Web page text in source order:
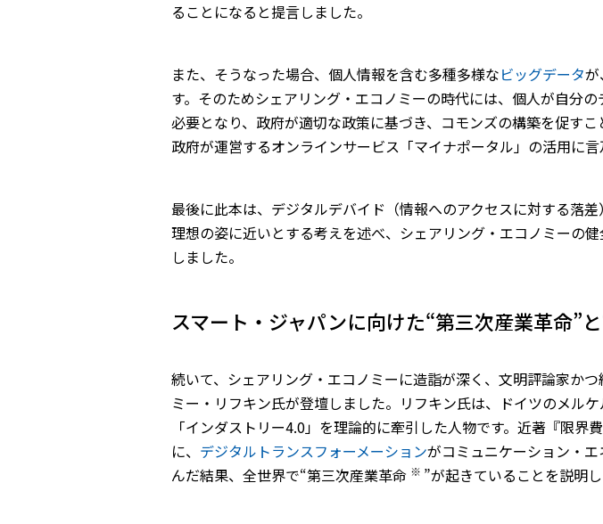
ることになると提言しました。
また、そうなった場合、個人情報を含む多種多様なビッグデータ
す。そのためシェアリング・エコノミーの時代には、個人が自分
必要となり、政府が適切な政策に基づき、コモンズの構築を促す
政府が運営するオンラインサービス「マイナポータル」の活用に言
最後に此本は、デジタルデバイド（情報へのアクセスに対する落
理想の姿に近いとする考えを述べ、シェアリング・エコノミーの
しました。
スマート・ジャパンに向けた“第三次産業革命”
続いて、シェアリング・エコノミーに造詣が深く、文明評論家か
ミー・リフキン氏が登壇しました。リフキン氏は、ドイツのメル
「インダストリー4.0」を理論的に牽引した人物です。近著『限界
に、 デジタルトランスフォーメーションがコミュニケーション・
んだ結果、全世界で“第三次産業革命 ※ ”が起きていることを説明し